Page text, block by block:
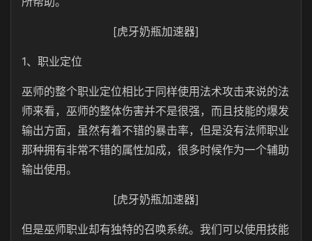
[虎牙奶瓶加速器]
1、职业定位
巫师的整个职业定位相比于同样使用法术攻击来说的法
师来看，巫师的整体伤害并不是很强，而且技能的爆发
输出方面，虽然有着不错的暴击率，但是没有法师职业
那种拥有非常不错的属性加成，很多时候作为一个辅助
输出使用。
[虎牙奶瓶加速器]
但是巫师职业却有独特的召唤系统。我们可以使用技能